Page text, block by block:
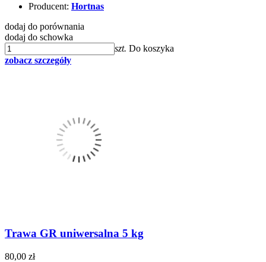
Producent: Hortnas
dodaj do porównania
dodaj do schowka
szt. Do koszyka
zobacz szczegóły
Trawa GR uniwersalna 5 kg
80,00 zł